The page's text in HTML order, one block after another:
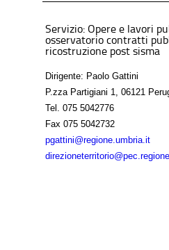
Servizio: Opere e lavori
osservatorio contratti
ricostruzione post sisma
Dirigente: Paolo Gattini
P.zza Partigiani 1, 06121
Tel.
075 5042776
Fax 075 5042732
pgattini@regione.umbria.it